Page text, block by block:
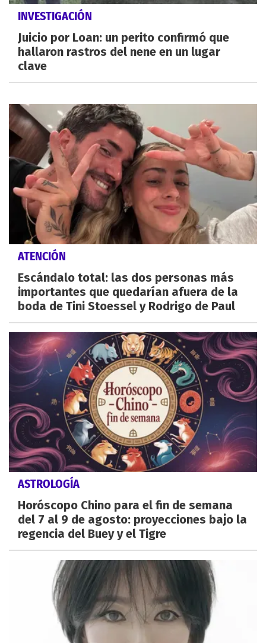
INVESTIGACIÓN
Juicio por Loan: un perito confirmó que
hallaron rastros del nene en un lugar
clave
ATENCIÓN
Escándalo total: las dos personas más
importantes que quedarían afuera de la
boda de Tini Stoessel y Rodrigo de Paul
ASTROLOGÍA
Horóscopo Chino para el fin de semana
del 7 al 9 de agosto: proyecciones bajo la
regencia del Buey y el Tigre